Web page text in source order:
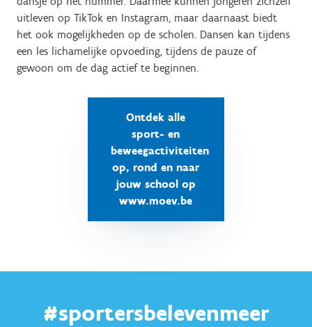
uitleven op TikTok en Instagram, maar daarnaast biedt
het ook mogelijkheden op de scholen. Dansen kan tijdens
een les lichamelijke opvoeding, tijdens de pauze of
gewoon om de dag actief te beginnen.
Ontdek alle
sport- en
beweegactiviteiten
op, rond en naar
jouw school op
www.moev.be
#sportersbelevenmeer